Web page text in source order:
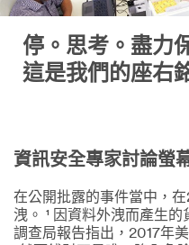
停。思考。盡力
這是我們的座右
資訊安全專家討論螢
在公開批露的事件當中，
洩。 ¹ 因資料外洩而產生
調查局報告指出，2017年